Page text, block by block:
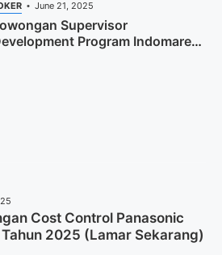
June 21, 2025
Supervisor
Program Indomaret
Cost Control Panasonic
2025 (Lamar Sekarang)